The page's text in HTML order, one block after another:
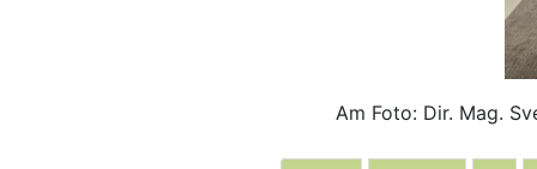
Am Foto: Dir. Mag.